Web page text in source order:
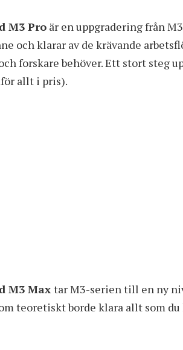
M3 Pro är en uppgradering från
och klarar av de krävande
forskare behöver. Ett stort steg
allt i pris).
M3 Max tar M3-serien till en ny
teoretiskt borde klara allt som du